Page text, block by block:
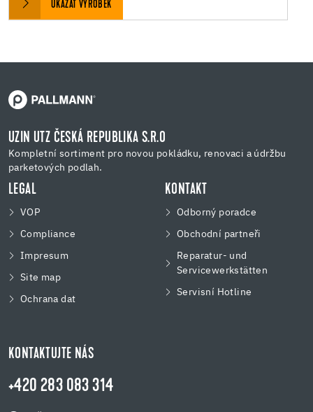
UKÁZAT VÝROBEK
UZIN UTZ ČESKÁ REPUBLIKA S.R.O
Kompletní sortiment pro novou pokládku, renovaci a údržbu
parketových podlah.
LEGAL
VOP
Compliance
Impresum
Site map
Ochrana dat
KONTAKT
Odborný poradce
Obchodní partneři
Reparatur- und
Servicewerkstätten
Servisní Hotline
KONTAKTUJTE NÁS
+420 283 083 314